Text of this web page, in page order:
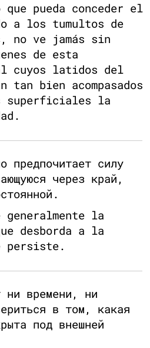
que pueda conceder el
a los tumultos de
no ve jamás sin
de esta
cuyos latidos del
tan bien acompasados
superficiales la
предпочитает силу
через край,
la
desborda a la
persiste.
ни времени, ни
в том, какая
под внешней